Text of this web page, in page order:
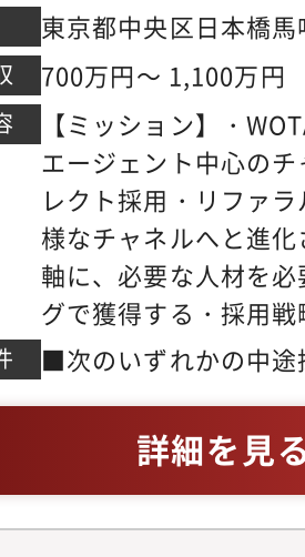
東京都中央区日本橋
は原則として東京本
将来的に会社の業務
本全国および海外の
る場所への異動や出
ございます
700万円～ 1,100万円
【ミッション】・
エージェント中心の
レクト採用・リファ
様なチャネルへと進
軸に、必要な人材を
グで獲得する・採用
選考オペレーション
のある採用機能をつ
略・チャネル戦略・
採用計画・採用予算
別チャネル戦略（ダ
■次のいずれかの中途
介ハイクラスエージ
用支援経験（2年以
詳細を見